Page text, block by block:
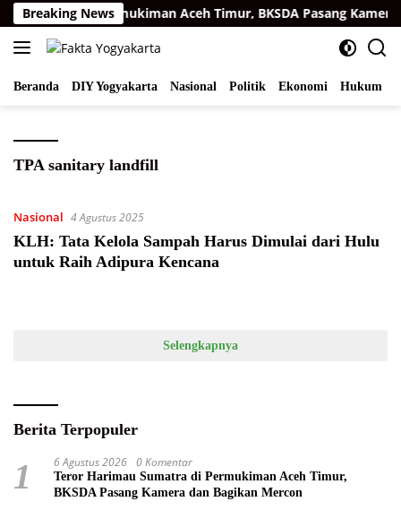
Langsung
ke
konten
Breaking News
Sumatra di Permukiman Aceh Timur, BKSDA Pasang Kamera
Beranda DIY Yogyakarta Nasional Politik Ekonomi Hukum
TPA sanitary landfill
Nasional 4 Agustus 2025
KLH: Tata Kelola Sampah Harus Dimulai dari Hulu
untuk Raih Adipura Kencana
Selengkapnya
Berita Terpopuler
1 6 Agustus 2026 0 Komentar
Teror Harimau Sumatra di Permukiman Aceh Timur,
BKSDA Pasang Kamera dan Bagikan Mercon